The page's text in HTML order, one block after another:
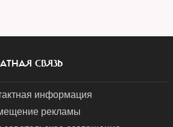
СВЯЗЬ
информация
рекламы